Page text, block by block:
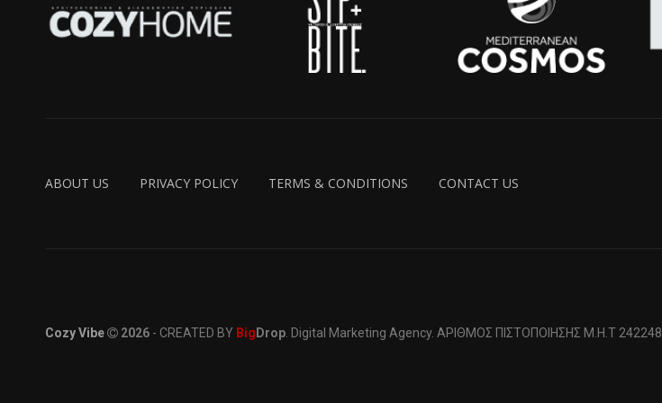
ABOUT US PRIVACY POLICY TERMS & CONDITIONS CONTACT US
Cozy Vibe 2026 - CREATED BY Big Drop . Digital Marketing Agency. ΑΡΙΘΜΟΣ ΠΙΣΤΟΠΟΙΗΣΗΣ Μ.Η.Τ 242248